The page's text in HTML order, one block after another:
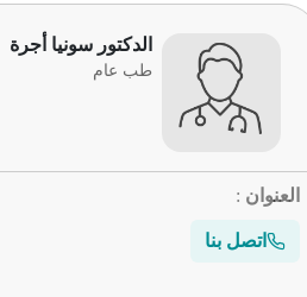
الدكتور سونيا أجرة
طب عام
العنوان :
اتصل بنا